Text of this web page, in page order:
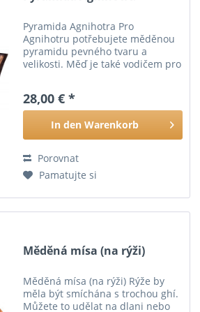
Pyramida Agnihotra Pro
Agnihotru potřebujete měděnou
pyramidu pevného tvaru a
velikosti. Měď je také vodičem pro
28,00 € *
In den Warenkorb
Porovnat
Pamatujte si
Měděná mísa (na rýži)
Měděná mísa (na rýži) Rýže by
měla být smíchána s trochou ghí.
Můžete to udělat na dlani nebo